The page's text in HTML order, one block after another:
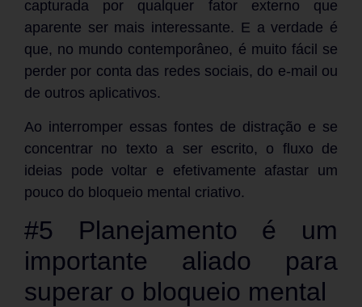
capturada por qualquer fator externo que
aparente ser mais interessante. E a verdade é
que, no mundo contemporâneo, é muito fácil se
perder por conta das redes sociais, do e-mail ou
de outros aplicativos.
Ao interromper essas fontes de distração e se
concentrar no texto a ser escrito, o fluxo de
ideias pode voltar e efetivamente afastar um
pouco do bloqueio mental criativo.
#5 Planejamento é um
importante aliado para
superar o bloqueio mental